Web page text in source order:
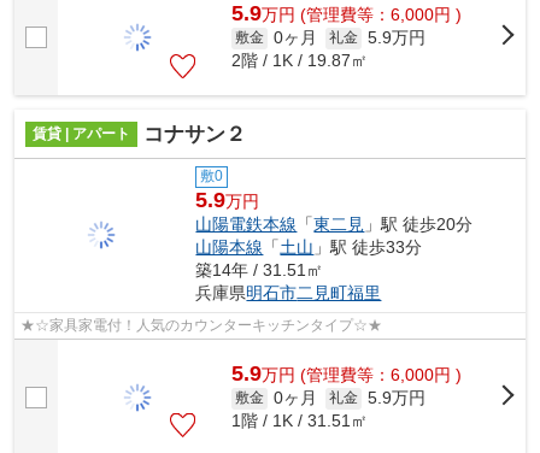
5.9万円 (管理費等：6,000円 )
敷金 0ヶ月 礼金 5.9万円
2階 / 1K / 19.87㎡
賃貸 | アパート コナサン２
敷0
5.9万円
山陽電鉄本線 「東二見 」駅 徒歩20分
山陽本線 「土山 」駅 徒歩33分
築14年 / 31.51㎡
兵庫県明石市二見町福里
★☆家具家電付！人気のカウンターキッチンタイプ☆★
5.9万円 (管理費等：6,000円 )
敷金 0ヶ月 礼金 5.9万円
1階 / 1K / 31.51㎡